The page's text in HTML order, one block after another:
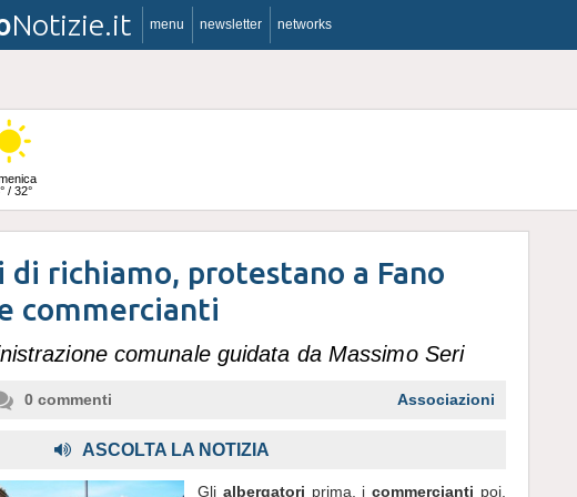
Notizie.it menu newsletter networks
/ 32°
di richiamo, protestano a Fano
commercianti
comunale guidata da Massimo Seri
0 commenti Associazioni
ASCOLTA LA NOTIZIA
Gli albergatori prima, icommercianti poi,